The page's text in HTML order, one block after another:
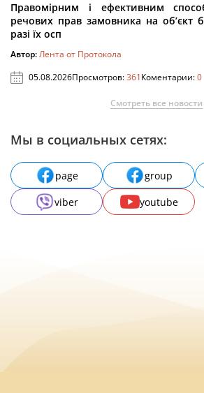
Правомірним і ефективним
речових прав замовника на об’єкт
разі їх осп
Автор:Лента от Протокола
05.08.2026Просмотров:361Коментарии:0
Смотреть все новости
Мы в социальных сетях:
page group
viber
youtube